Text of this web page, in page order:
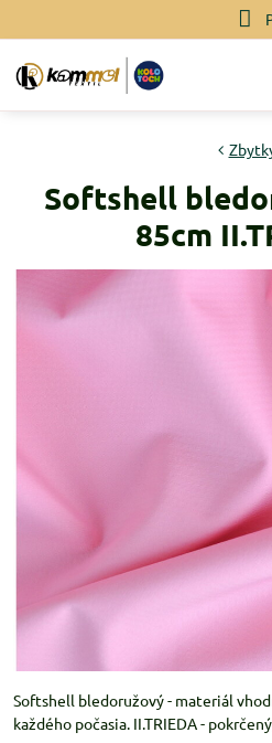
Softshell
85cm
Softshell bledoružový - materiál
každého počasia. II.TRIEDA -